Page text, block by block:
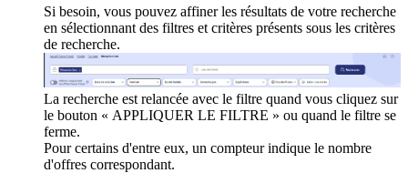
Si besoin, vous pouvez affiner les résultats de votre recherche
en sélectionnant des filtres et critères présents sous les critères
de recherche.
La recherche est relancée avec le filtre quand vous cliquez sur
le bouton « APPLIQUER LE FILTRE » ou quand le filtre se
ferme.
Pour certains d'entre eux, un compteur indique le nombre
d'offres correspondant.